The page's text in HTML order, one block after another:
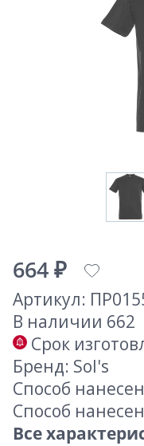
664 ₽
Артикул:
В наличии 662
Срок
Бренд: Sol's
Способ
Способ
Все